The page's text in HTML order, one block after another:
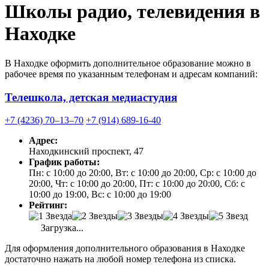
Школы радио, телевидения в
Находке
В Находке оформить дополнительное образование можно в
рабочее время по указанным телефонам и адресам компаний:
Телешкола, детская медиастудия
+7 (4236) 70‒13‒70 +7 (914) 689-16-40
Адрес:
Находкинский проспект, 47
График работы:
Пн: с 10:00 до 20:00, Вт: с 10:00 до 20:00, Ср: с 10:00 до
20:00, Чт: с 10:00 до 20:00, Пт: с 10:00 до 20:00, Сб: с
10:00 до 19:00, Вс: с 10:00 до 19:00
Рейтинг:
Загрузка...
Для оформления дополнительного образования в Находке
достаточно нажать на любой номер телефона из списка.